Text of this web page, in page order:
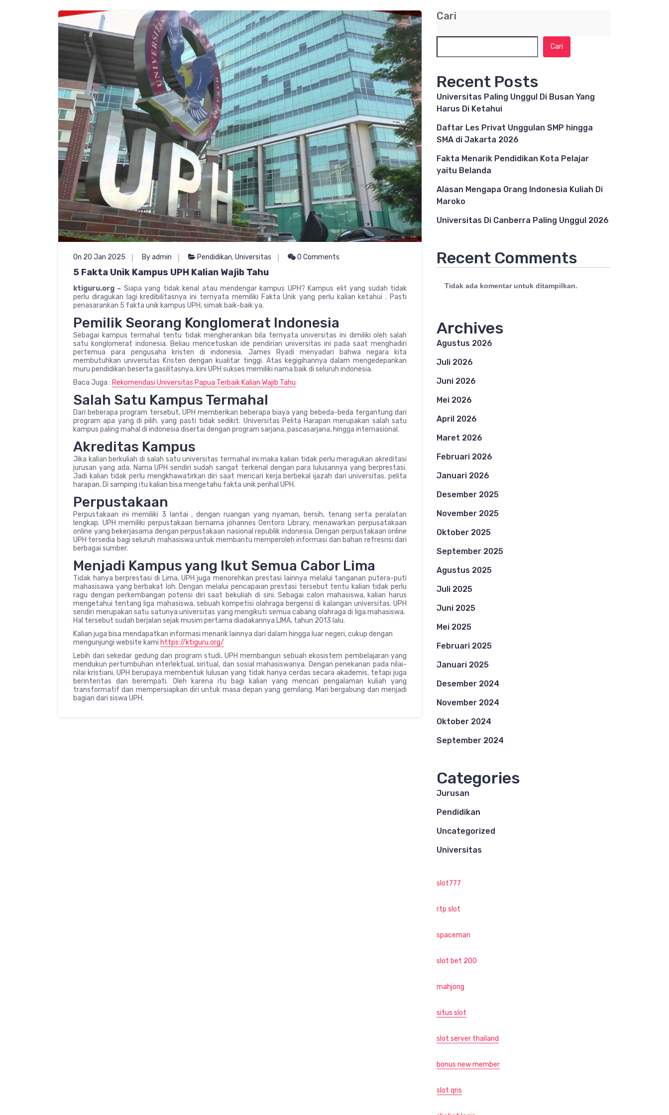
On 20 Jan 2025 By admin Pendidikan,Universitas 0 Comments
5 Fakta Unik Kampus UPH Kalian Wajib Tahu
ktiguru.org – Siapa yang tidak kenal atau mendengar kampus UPH? Kampus elit yang sudah tidak
perlu diragukan lagi kredibilitasnya ini ternyata memiliki Fakta Unik yang perlu kalian ketahui . Pasti
penasarankan 5 fakta unik kampus UPH, simak baik-baik ya.
Pemilik Seorang Konglomerat Indonesia
Sebagai kampus termahal tentu tidak mengherankan bila ternyata universitas ini dimiliki oleh salah
satu konglomerat indonesia. Beliau mencetuskan ide pendirian universitas ini pada saat menghadiri
pertemua para pengusaha kristen di indonesia. James Ryadi menyadari bahwa negara kita
membutuhkan universitas Kristen dengan kualitar tinggi. Atas kegigihannya dalam mengedepankan
muru pendidikan beserta gasilitasnya, kini UPH sukses memiliki nama baik di seluruh indonesia.
Baca Juga : Rekomendasi Universitas Papua Terbaik Kalian Wajib Tahu
Salah Satu Kampus Termahal
Dari beberapa program tersebut, UPH memberikan beberapa biaya yang bebeda-beda tergantung dari
program apa yang di pilih. yang pasti tidak sedikit. Universitas Pelita Harapan merupakan salah satu
kampus paling mahal di indonesia disertai dengan program sarjana, pascasarjana, hingga internasional.
Akreditas Kampus
Jika kalian berkuliah di salah satu universitas termahal ini maka kalian tidak perlu meragukan akreditasi
jurusan yang ada. Nama UPH sendiri sudah sangat terkenal dengan para lulusannya yang berprestasi.
Jadi kalian tidak perlu mengkhawatirkan diri saat mencari kerja berbekal ijazah dari universitas. pelita
harapan. Di samping itu kalian bisa mengetahu fakta unik perihal UPH.
Perpustakaan
Perpustakaan ini memiliki 3 lantai , dengan ruangan yang nyaman, bersih, tenang serta peralatan
lengkap. UPH memiliki perpustakaan bernama johannes Oentoro Library, menawarkan perpusatakaan
online yang bekerjasama dengan perpustakaan nasional republik indonesia. Dengan perpustakaan online
UPH tersedia bagi seluruh mahasiswa untuk membantu memperoleh informasi dan bahan refresnsi dari
berbagai sumber.
Menjadi Kampus yang Ikut Semua Cabor Lima
Tidak hanya berprestasi di Lima, UPH juga menorehkan prestasi lainnya melalui tanganan putera-puti
mahasisawa yang berbakat loh. Dengan melalui pencapaian prestasi tersebut tentu kalian tidak perlu
ragu dengan perkembangan potensi diri saat bekuliah di sini. Sebagai calon mahasiswa, kalian harus
mengetahui tentang liga mahasiswa, sebuah kompetisi olahraga bergensi di kalangan universitas. UPH
sendiri merupakan satu satunya universitas yang mengikuti semua cabang olahraga di liga mahasiswa.
Hal tersebut sudah berjalan sejak musim pertama diadakannya LIMA, tahun 2013 lalu.
Kalian juga bisa mendapatkan informasi menarik lainnya dari dalam hingga luar negeri, cukup dengan
mengunjungi website kami https://ktiguru.org/
Lebih dari sekedar gedung dan program studi, UPH membangun sebuah ekosistem pembelajaran yang
mendukun pertumbuhan interlektual, siritual, dan sosial mahasiswanya. Dengan penekanan pada nilai-
nilai kristiani, UPH berupaya membentuk lulusan yang tidak hanya cerdas secara akademis, tetapi juga
berinteritas dan berempati. Oleh karena itu bagi kalian yang mencari pengalaman kuliah yang
transformatif dan mempersiapkan diri untuk masa depan yang gemilang. Mari bergabung dan menjadi
bagian dari siswa UPH.
Cari
Cari
Recent Posts
Universitas Paling Unggul Di Busan Yang
Harus Di Ketahui
Daftar Les Privat Unggulan SMP hingga
SMA di Jakarta 2026
Fakta Menarik Pendidikan Kota Pelajar
yaitu Belanda
Alasan Mengapa Orang Indonesia Kuliah Di
Maroko
Universitas Di Canberra Paling Unggul 2026
Recent Comments
Tidak ada komentar untuk ditampilkan.
Archives
Agustus 2026
Juli 2026
Juni 2026
Mei 2026
April 2026
Maret 2026
Februari 2026
Januari 2026
Desember 2025
November 2025
Oktober 2025
September 2025
Agustus 2025
Juli 2025
Juni 2025
Mei 2025
Februari 2025
Januari 2025
Desember 2024
November 2024
Oktober 2024
September 2024
Categories
Jurusan
Pendidikan
Uncategorized
Universitas
slot777
rtp slot
spaceman
slot bet 200
mahjong
situs slot
slot server thailand
bonus new member
slot qris